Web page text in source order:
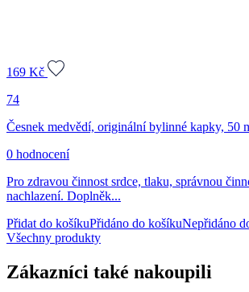
169 Kč
74
Česnek medvědí, originální bylinné kapky, 50
0 hodnocení
Pro zdravou činnost srdce, tlaku, správnou
nachlazení. Doplněk...
Přidat do košíkuPřidáno do košíkuNepřidáno
Všechny produkty
Zákazníci také nakoupili